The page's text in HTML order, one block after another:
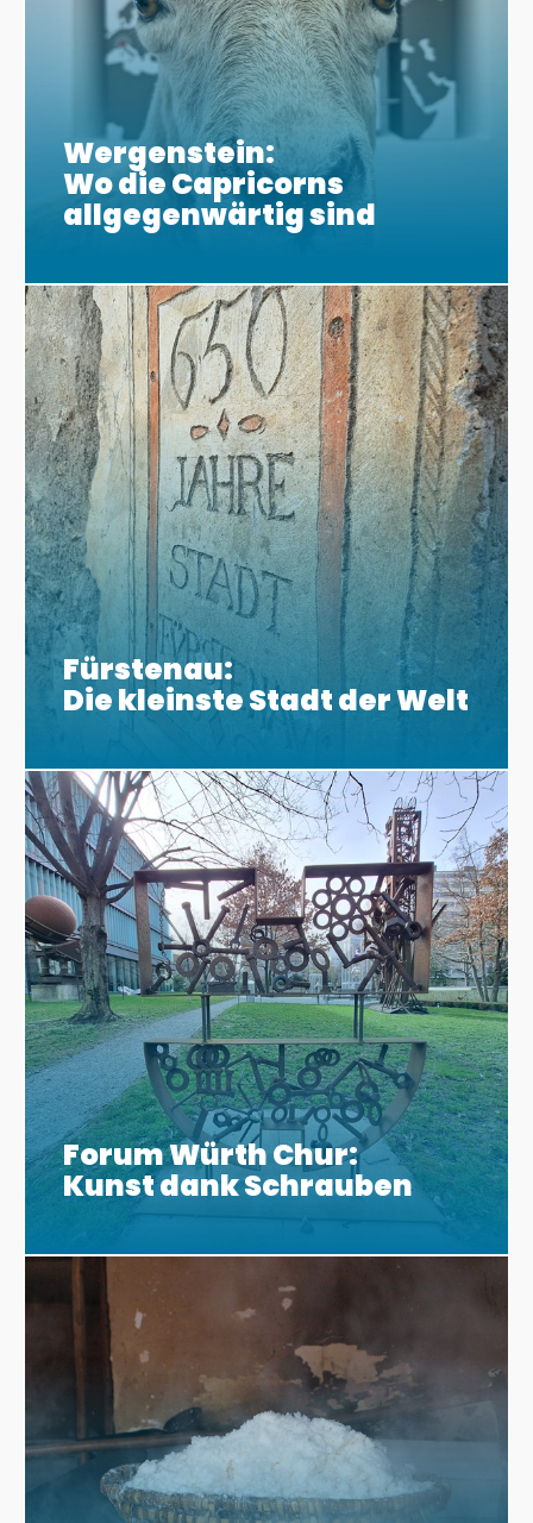
Wergenstein:
Wo die Capricorns
allgegenwärtig sind
Fürstenau:
Die kleinste Stadt der Welt
Forum Würth Chur:
Kunst dank Schrauben